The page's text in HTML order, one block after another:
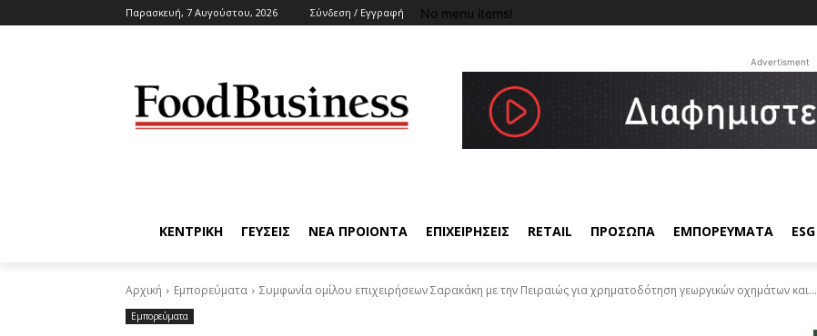
Παρασκευή, 7 Αυγούστου, 2026 Σύνδεση / Εγγραφή No menu items!
Advertisment
ΚΕΝΤΡΙΚΗ ΓΕΥΣΕΙΣ ΝΕΑ ΠΡΟΙΟΝΤΑ ΕΠΙΧΕΙΡΗΣΕΙΣ RETAIL ΠΡΟΣΩΠΑ ΕΜΠΟΡΕΥΜΑΤΑ ESG
Αρχική Εμπορεύματα Συμφωνία ομίλου επιχειρήσεων Σαρακάκη με την Πειραιώς για χρηματοδότηση γεωργικών οχημάτων και...
Εμπορεύματα